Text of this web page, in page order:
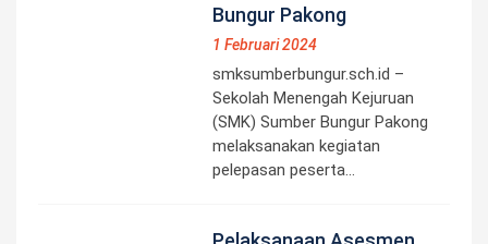
Bungur Pakong
1 Februari 2024
smksumberbungur.sch.id –
Sekolah Menengah Kejuruan
(SMK) Sumber Bungur Pakong
melaksanakan kegiatan
pelepasan peserta…